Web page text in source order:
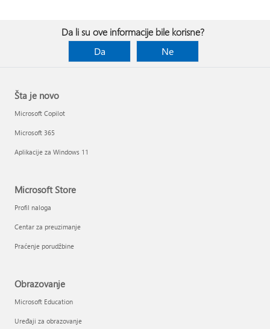
Da li su ove informacije bile korisne?
Da
Ne
Šta je novo
Microsoft Copilot
Microsoft 365
Aplikacije za Windows 11
Microsoft Store
Profil naloga
Centar za preuzimanje
Praćenje porudžbine
Obrazovanje
Microsoft Education
Uređaji za obrazovanje